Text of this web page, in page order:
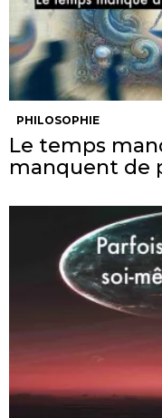
PHILOSOPHIE
Le temps
manquent de